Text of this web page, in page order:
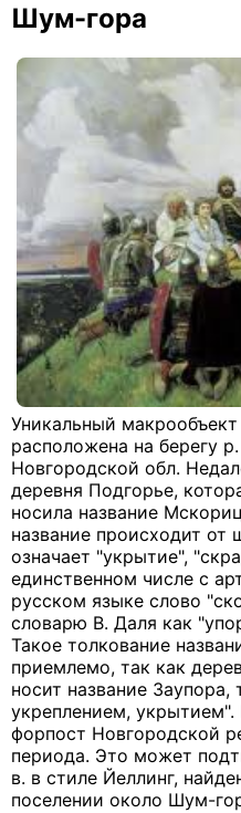
Шум-гора
Уникальный
расположена на берегу
Новгородской обл.
деревня Подгорье,
носила название
название происходит от
означает "укрытие",
единственном числе с
русском языке слово
словарю В. Даля как
Такое толкование
приемлемо, так как
носит название
укреплением, укрытием".
форпост Новгородской
периода. Это может
в. в стиле Йеллинг,
поселении около Шум-